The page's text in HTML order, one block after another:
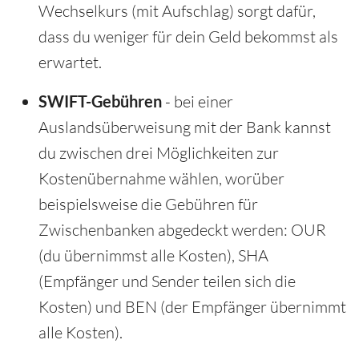
Wechselkurs (mit Aufschlag) sorgt dafür,
dass du weniger für dein Geld bekommst als
erwartet.
SWIFT-Gebühren - bei einer
Auslandsüberweisung mit der Bank kannst
du zwischen drei Möglichkeiten zur
Kostenübernahme wählen, worüber
beispielsweise die Gebühren für
Zwischenbanken abgedeckt werden: OUR
(du übernimmst alle Kosten), SHA
(Empfänger und Sender teilen sich die
Kosten) und BEN (der Empfänger übernimmt
alle Kosten).